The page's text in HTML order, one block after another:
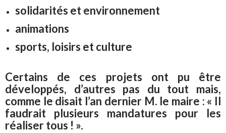
solidarités et environnement
animations
sports, loisirs et culture
Certains de ces projets ont pu être
développés, d’autres pas du tout mais,
comme le disait l’an dernier M. le maire : « Il
faudrait plusieurs mandatures pour les
réaliser tous ! ».